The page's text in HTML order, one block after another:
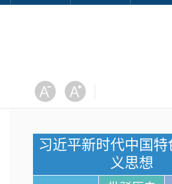
习近平新时代中国特
义思想